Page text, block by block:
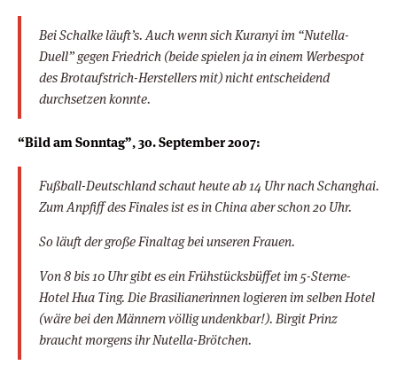
Bei Schalke läuft’s. Auch wenn sich Kuranyi im “Nutella-
Duell” gegen Friedrich (beide spielen ja in einem Werbespot
des Brotaufstrich-Herstellers mit) nicht entscheidend
durchsetzen konnte.
“Bild am Sonntag”, 30. September 2007:
Fußball-Deutschland schaut heute ab 14 Uhr nach Schanghai.
Zum Anpfiff des Finales ist es in China aber schon 20 Uhr.
So läuft der große Finaltag bei unseren Frauen.
Von 8 bis 10 Uhr gibt es ein Frühstücksbüffet im 5-Sterne-
Hotel Hua Ting. Die Brasilianerinnen logieren im selben Hotel
(wäre bei den Männern völlig undenkbar!). Birgit Prinz
braucht morgens ihr Nutella-Brötchen.